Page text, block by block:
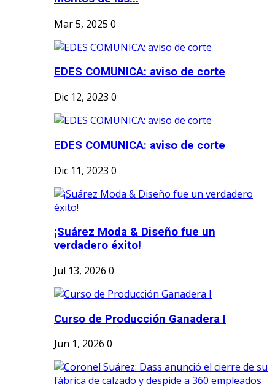
Mar 5, 2025 0
EDES COMUNICA: aviso de corte
Dic 12, 2023 0
EDES COMUNICA: aviso de corte
Dic 11, 2023 0
¡Suárez Moda & Diseño fue un
verdadero éxito!
Jul 13, 2026 0
Curso de Producción Ganadera I
Jun 1, 2026 0